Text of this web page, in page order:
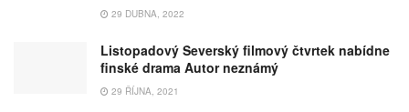
29 DUBNA, 2022
Listopadový Severský filmový čtvrtek nabídne
finské drama Autor neznámý
29 ŘÍJNA, 2021